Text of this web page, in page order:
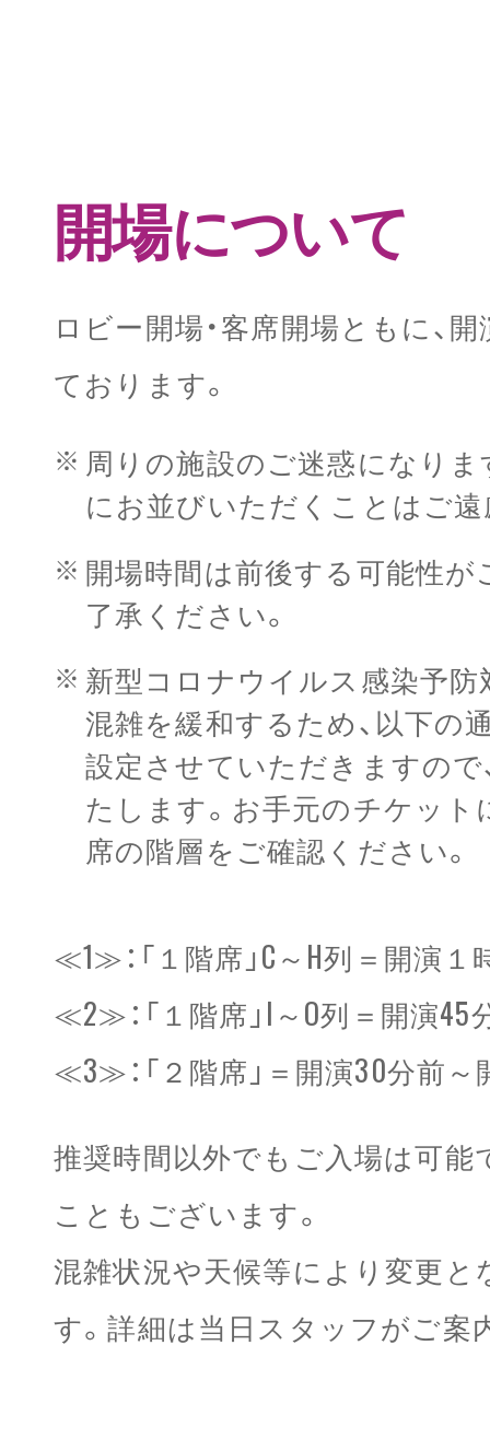
開場について
ロビー開場・客席開場ともに、
ております。
周りの施設のご迷惑になりま
にお並びいただくことはご
開場時間は前後する可能性が
了承ください。
新型コロナウイルス感染予
混雑を緩和するため、以下の
設定させていただきますので
たします。お手元のチケッ
席の階層をご確認ください。
≪1≫：「１階席」C～H列＝開演
≪2≫：「１階席」I～O列＝開演
≪3≫：「２階席」＝開演30分前～
推奨時間以外でもご入場は可能
こともございます。
混雑状況や天候等により変更
す。詳細は当日スタッフがご案